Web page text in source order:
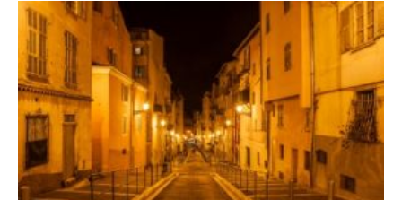
Les
restrictions
de
déplacement
ne
sont
pas
suspendues